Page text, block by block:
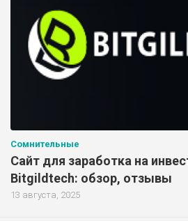
Сомнительные
Сайт для заработка на
Bitgildtech: обзор, отзывы
13 августа, 2025